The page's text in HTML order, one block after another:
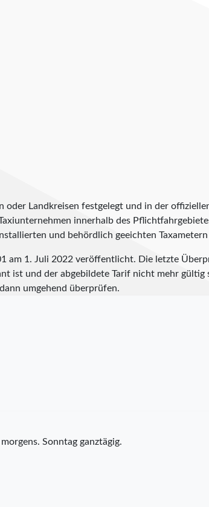
oder Landkreisen festgelegt und in der
innerhalb des
und behördlich geeichten
am 1. Juli 2022 veröffentlicht. Die letzte
ist und der abgebildete Tarif nicht mehr gültig
umgehend überprüfen.
Sonntag ganztägig.